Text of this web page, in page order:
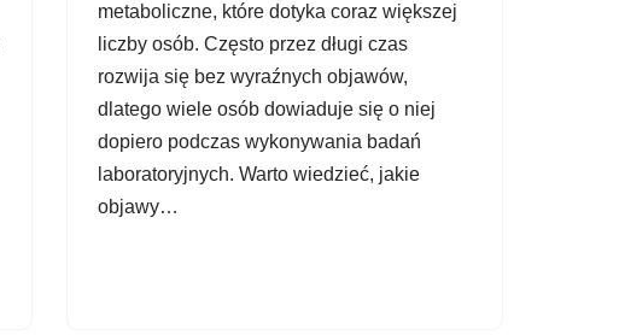
metaboliczne, które dotyka coraz większej
liczby osób. Często przez długi czas
rozwija się bez wyraźnych objawów,
dlatego wiele osób dowiaduje się o niej
dopiero podczas wykonywania badań
laboratoryjnych. Warto wiedzieć, jakie
objawy…